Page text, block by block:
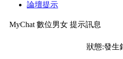
論壇提示
MyChat 數位男女 提示訊息
狀態:發生